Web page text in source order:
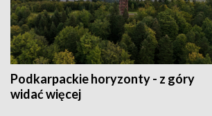
Podkarpackie horyzonty - z góry
widać więcej